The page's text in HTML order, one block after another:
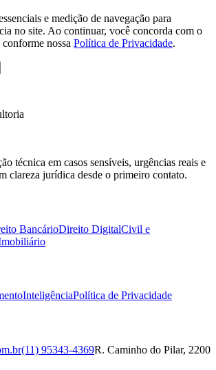
e medição de navegação para
no site. Ao continuar, você concorda com o
nossa Política de Privacidade.
técnica em casos sensíveis, urgências reais e
clareza jurídica desde o primeiro contato.
BancárioDireito DigitalCivil e
InteligênciaPolítica de Privacidade
(11) 95343-4369R. Caminho do Pilar, 2200